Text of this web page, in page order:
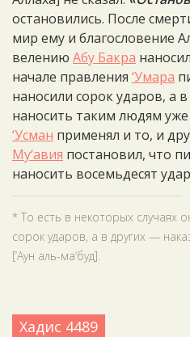
остановились. После
мир ему и благословение
велению Абу Бакра
начале правления ‘Умара
наносили сорок ударов, а
наносить таким людям
‘Усман применял и то, и
Му‘авия постановил, что
наносить восемьдесят
* То есть в некоторых случаях
сорок ударов, а в других —
[‘Аун аль-ма‘буд].
Хадис 4489